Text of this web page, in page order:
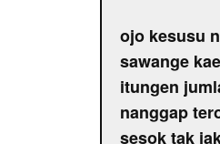
ojo kesusu
sawange
itungen
nanggap
sesok tak